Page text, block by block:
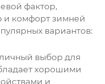
фактор,
и комфортзимней
вариантов:
выбор для
хорошими
и